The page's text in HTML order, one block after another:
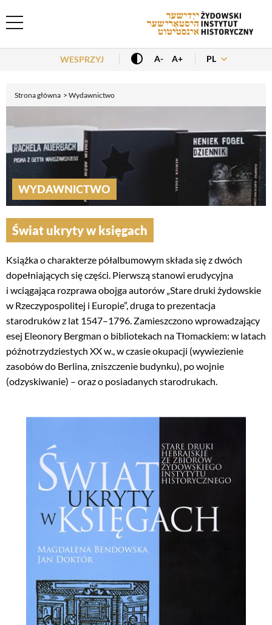
Header Menu
WESPRZYJ A- A+ PL
Strona główna Wydawnictwo
WYDAWNICTWO
Świat ukryty w księgach
Książka o charakterze półalbumowym składa się z dwóch
dopełniających się części. Pierwszą stanowi erudycyjna
i wciągająca rozprawa obojga autorów „Stare druki żydowskie
w Rzeczypospolitej i Europie”, druga to prezentacja
starodruków z lat 1547–1796. Zamieszczono wprowadzający
esej Eleonory Bergman o bibliotekach na Tłomackiem: w latach
późnotrzydziestych XX w., w czasie okupacji (wywiezienie
zasobów do Berlina, zniszczenie budynku), po wojnie
(odzyskiwanie) – oraz o posiadanych starodrukach.